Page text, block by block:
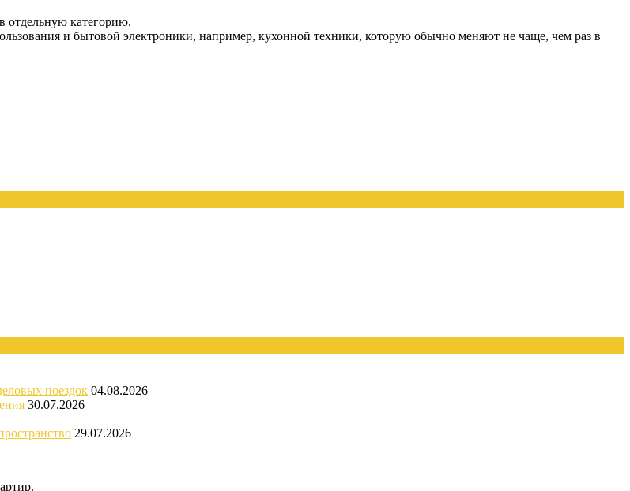
отдельную категорию.
и бытовой электроники, например, кухонной техники, которую обычно меняют не чаще, чем раз в
поездок 04.08.2026
30.07.2026
29.07.2026